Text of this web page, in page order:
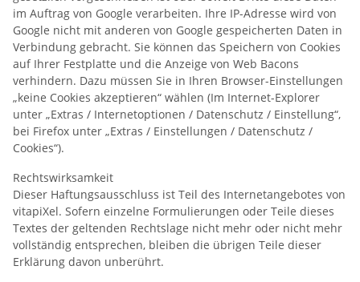
im Auftrag von Google verarbeiten. Ihre IP-Adresse wird von
Google nicht mit anderen von Google gespeicherten Daten in
Verbindung gebracht. Sie können das Speichern von Cookies
auf Ihrer Festplatte und die Anzeige von Web Bacons
verhindern. Dazu müssen Sie in Ihren Browser-Einstellungen
„keine Cookies akzeptieren“ wählen (Im Internet-Explorer
unter „Extras / Internetoptionen / Datenschutz / Einstellung“,
bei Firefox unter „Extras / Einstellungen / Datenschutz /
Cookies“).
Rechtswirksamkeit
Dieser Haftungsausschluss ist Teil des Internetangebotes von
vitapiXel. Sofern einzelne Formulierungen oder Teile dieses
Textes der geltenden Rechtslage nicht mehr oder nicht mehr
vollständig entsprechen, bleiben die übrigen Teile dieser
Erklärung davon unberührt.